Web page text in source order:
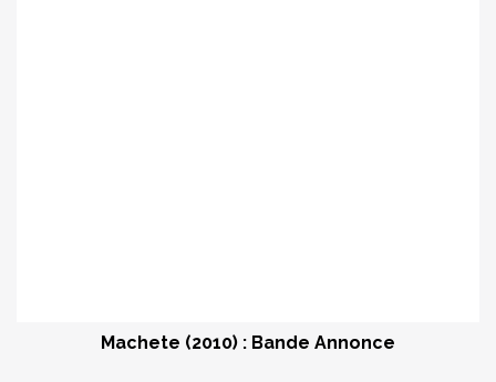
Machete (2010) : Bande Annonce